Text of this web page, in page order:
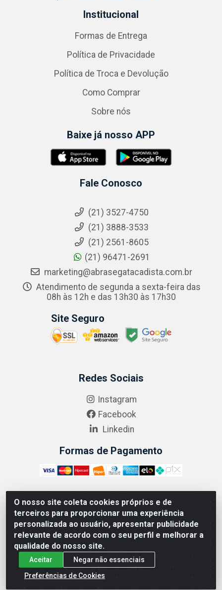
O nosso site coleta cookies próprios e de
terceiros para proporcionar uma experiência
personalizada ao usuário, apresentar publicidade
relevante de acordo com o seu perfil e melhorar a
qualidade do nosso site.
Aceitar
Negar não essenciais
Preferências de Cookies
Institucional
Formas de Entrega
Política de Privacidade
Política de Troca e Devolução
Como Comprar
Sobre nós
Baixe já nosso APP
Fale Conosco
(21) 3527-4750
(21) 3888-3533
(21) 2561-8605
(21) 96471-2691
marketing@abrasegatacadista.com.br
Atendimento de segunda a sexta-feira das
08h às 12h e das 13h30 às 17h30
Site Seguro
Redes Sociais
Instagram
Facebook
Linkedin
Formas de Pagamento
ABRASEG COMÉRCIO ATACADISTA LTDA - CNPJ:
10.894.768/0001-00 - Avenida Lobo Júnior, 1045 -
Penha Circular - Rio de Janeiro - RJ - CEP 21020-124